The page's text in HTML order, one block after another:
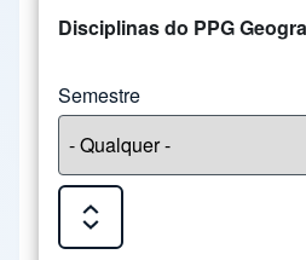
Disciplinas do PPG
Semestre
Expand or Collapse all